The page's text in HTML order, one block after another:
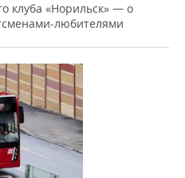
клуба «Норильск» — о
любителями